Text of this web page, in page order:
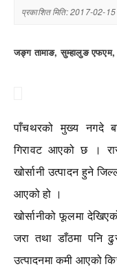
प्रकाशित मिति: 2017-02-15
जङ्ग तामाङ, सुम्हालुङ एफएम,
पाँचथरको मुख्य नगदे
गिरावट आएको छ ।
खोर्सानी उत्पादन हुने
आएको हो ।
खोर्सानीको फूलमा
जरा तथा डाँठमा पनि
उत्पादनमा कमी आएको